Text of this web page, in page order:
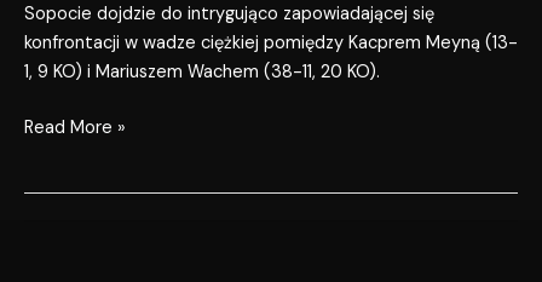
Sopocie dojdzie do intrygująco zapowiadającej się
konfrontacji w wadze ciężkiej pomiędzy Kacprem Meyną (13-
1, 9 KO) i Mariuszem Wachem (38-11, 20 KO).
Read More »